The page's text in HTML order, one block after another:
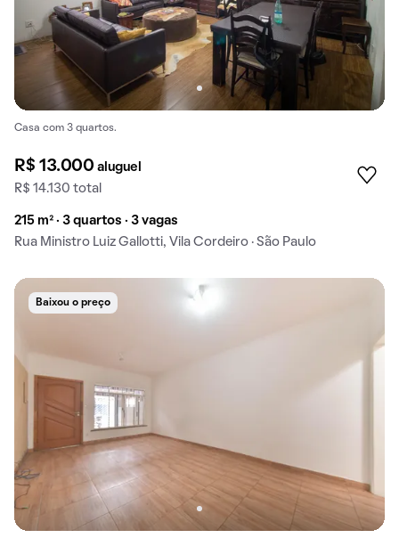
Casa com 3 quartos.
R$ 13.000aluguel
R$ 14.130 total
215 m² · 3 quartos · 3 vagas
Rua Ministro Luiz Gallotti, Vila Cordeiro · São Paulo
Baixou o preço